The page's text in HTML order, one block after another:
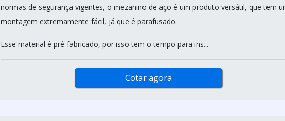
normas de segurança vigentes, o mezanino de aço é um produto versátil, que tem
montagem extremamente fácil, já que é parafusado.
Esse material é pré-fabricado, por isso tem o tempo para ins...
Cotar agora